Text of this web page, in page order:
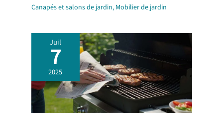
Canapés et salons de jardin, Mobilier de jardin
Juil
7
2025